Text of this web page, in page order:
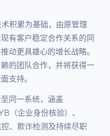
积累为基础，由原管理
有客户稳定合作关系的同
动更具雄心的增长战略。
的团队合作，并将获得一
支持。
同一系统，涵盖
（企业身份核验）、
、欺诈检测及持续尽职